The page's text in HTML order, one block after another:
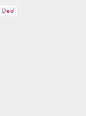
Deal